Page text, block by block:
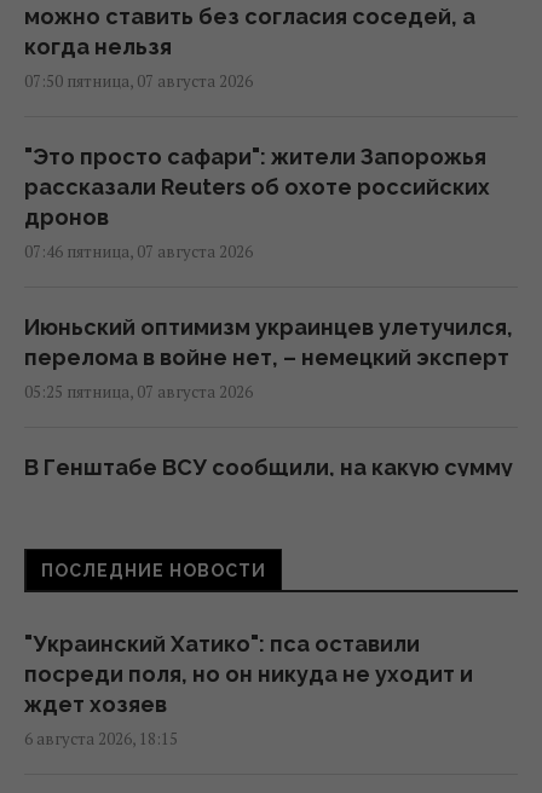
можно ставить без согласия соседей, а
когда нельзя
07:50 пятница, 07 августа 2026
"Это просто сафари": жители Запорожья
рассказали Reuters об охоте российских
дронов
07:46 пятница, 07 августа 2026
Июньский оптимизм украинцев улетучился,
перелома в войне нет, – немецкий эксперт
05:25 пятница, 07 августа 2026
В Генштабе ВСУ сообщили, на какую сумму
02:52 пятница, 07 августа 2026
Корецкий объявил об увеличении
заработной платы педагогов с 1 сентября
22:53 четверг, 06 августа 2026
ПОСЛЕДНИЕ НОВОСТИ
"Украинский Хатико": пса оставили
посреди поля, но он никуда не уходит и
ждет хозяев
6 августа 2026, 18:15